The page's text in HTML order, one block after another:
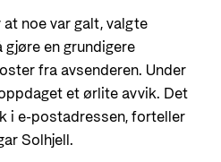
utvikling
for investeringer i
med privat sektor
noe var galt, valgte
en grundigere
fra avsenderen. Under
et ørlite avvik. Det
i e-postadressen, forteller
Solhjell.